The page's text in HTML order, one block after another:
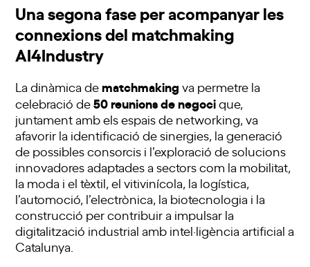
Una segona fase per acompanyar les
connexions del matchmaking
AI4Industry
La dinàmica dematchmaking va permetre la
celebració de50 reunions de negocique,
juntament amb els espais de networking, va
afavorir la identificació de sinergies, la generació
de possibles consorcis i l’exploració de solucions
innovadores adaptades a sectors com la mobilitat,
la moda i el tèxtil, el vitivinícola, la logística,
l’automoció, l’electrònica, la biotecnologia i la
construcció per contribuir a impulsar la
digitalització industrial amb intel·ligència artificial a
Catalunya.